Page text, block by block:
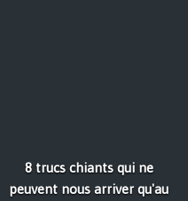
8 trucs chiants qui ne
peuvent nous arriver qu'au